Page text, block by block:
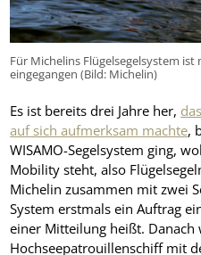
Für Michelins Flügelsegelsystem
eingegangen (Bild: Michelin)
Es ist bereits drei Jahre her,
auf sich aufmerksam machte,
WISAMO-Segelsystem ging,
Mobility steht, also
Michelin zusammen mit zwei
System erstmals ein Auftrag
einer Mitteilung heißt. Danach
Hochseepatrouillenschiff mit